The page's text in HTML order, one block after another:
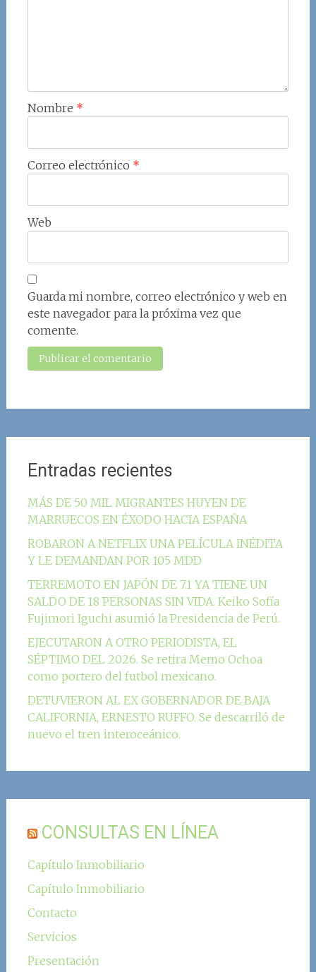
Nombre *
Correo electrónico *
Web
Guarda mi nombre, correo electrónico y web en
este navegador para la próxima vez que
comente.
Entradas recientes
MÁS DE 50 MIL MIGRANTES HUYEN DE
MARRUECOS EN ÉXODO HACIA ESPAÑA
ROBARON A NETFLIX UNA PELÍCULA INÉDITA
Y LE DEMANDAN POR 105 MDD
TERREMOTO EN JAPÓN DE 7.1 YA TIENE UN
SALDO DE 18 PERSONAS SIN VIDA. Keiko Sofía
Fujimori Iguchi asumió la Presidencia de Perú.
EJECUTARON A OTRO PERIODISTA, EL
SÉPTIMO DEL 2026. Se retira Memo Ochoa
como portero del futbol mexicano.
DETUVIERON AL EX GOBERNADOR DE BAJA
CALIFORNIA, ERNESTO RUFFO. Se descarriló de
nuevo el tren interoceánico.
CONSULTAS EN LÍNEA
Capítulo Inmobiliario
Capítulo Inmobiliario
Contacto
Servicios
Presentación